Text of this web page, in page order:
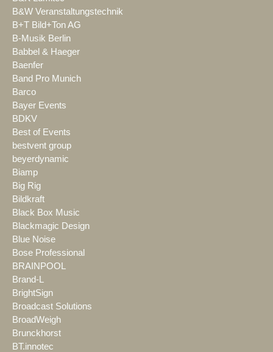
B&W Veranstaltungstechnik
B+T Bild+Ton AG
B-Musik Berlin
Babbel & Haeger
Baenfer
Band Pro Munich
Barco
Bayer Events
BDKV
Best of Events
bestvent group
beyerdynamic
Biamp
Big Rig
Bildkraft
Black Box Music
Blackmagic Design
Blue Noise
Bose Professional
BRAINPOOL
Brand-L
BrightSign
Broadcast Solutions
BroadWeigh
Brunckhorst
BT.innotec